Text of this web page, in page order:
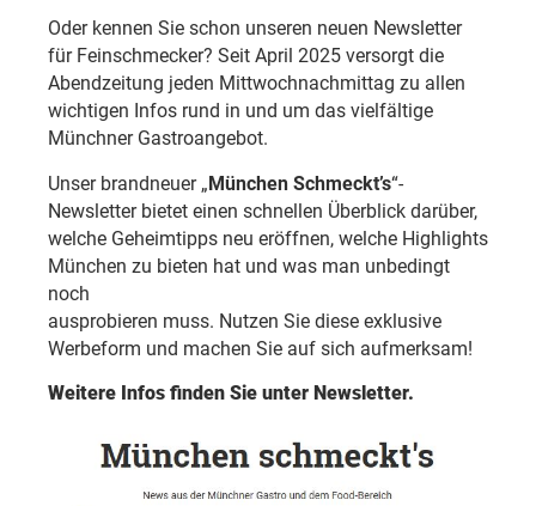
Oder kennen Sie schon unseren neuen Newsletter
für Feinschmecker? Seit April 2025 versorgt die
Abendzeitung jeden Mittwochnachmittag zu allen
wichtigen Infos rund in und um das vielfältige
Münchner Gastroangebot.
Unser brandneuer „München Schmeckt’s“-
Newsletter bietet einen schnellen Überblick darüber,
welche Geheimtipps neu eröffnen, welche Highlights
München zu bieten hat und was man unbedingt
noch
ausprobieren muss. Nutzen Sie diese exklusive
Werbeform und machen Sie auf sich aufmerksam!
Weitere Infos finden Sie unter Newsletter.